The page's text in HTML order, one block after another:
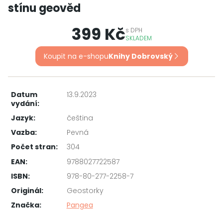
stínu geověd
399 Kčs DPH
SKLADEM
Koupit na e-shopuKnihy Dobrovský
Datum
vydání:
13.9.2023
Jazyk:
čeština
Vazba:
Pevná
Počet stran:
304
EAN:
9788027722587
ISBN:
978-80-277-2258-7
Originál:
Geostorky
Značka:
Pangea